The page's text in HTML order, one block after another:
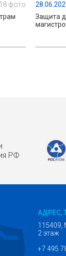
18 фото
Защита
РФ
АДРЕС,
115409,
2 этаж
+7 495